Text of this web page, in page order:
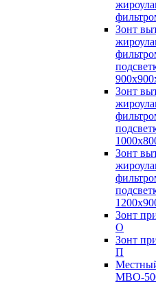
Зонт
Зонт
Зонт
Зонт
О
Зонт
П
МВО-